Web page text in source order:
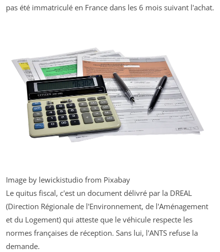
pas été immatriculé en France dans les 6 mois suivant l'achat.
Image by lewickistudio from Pixabay
Le quitus fiscal, c'est un document délivré par la DREAL
(Direction Régionale de l'Environnement, de l'Aménagement
et du Logement) qui atteste que le véhicule respecte les
normes françaises de réception. Sans lui, l'ANTS refuse la
demande.